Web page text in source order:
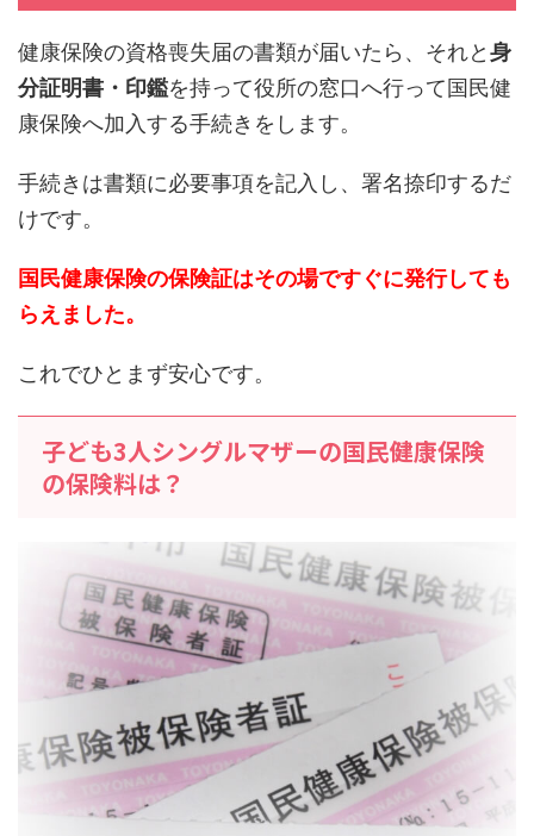
健康保険の資格喪失届の書類が届いたら、それと身
分証明書・印鑑を持って役所の窓口へ行って国民健
康保険へ加入する手続きをします。
手続きは書類に必要事項を記入し、署名捺印するだ
けです。
国民健康保険の保険証はその場ですぐに発行しても
らえました。
これでひとまず安心です。
子ども3人シングルマザーの国民健康保険
の保険料は？